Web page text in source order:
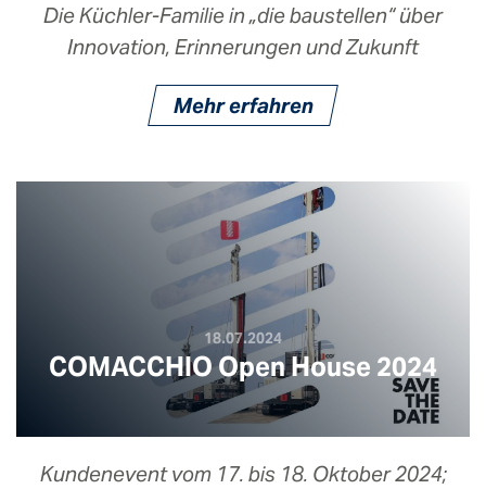
Die Küchler-Familie in „die baustellen“ über
Innovation, Erinnerungen und Zukunft
Mehr erfahren
18.07.2024
COMACCHIO Open House 2024
Kundenevent vom 17. bis 18. Oktober 2024;